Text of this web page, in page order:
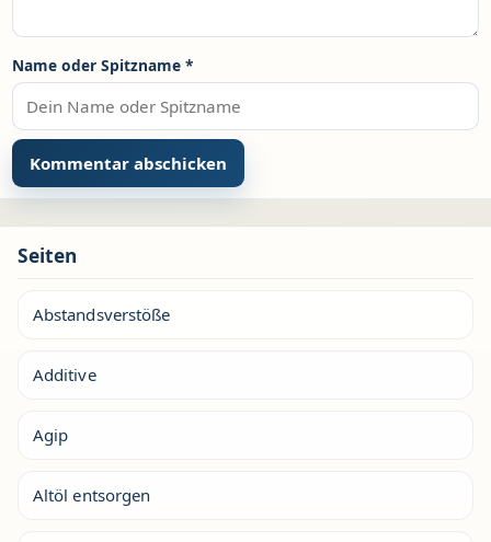
Name oder Spitzname *
Seiten
Abstandsverstöße
Additive
Agip
Altöl entsorgen